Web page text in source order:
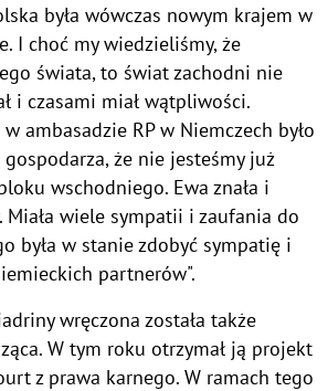
a
n
była wówczas nowym krajem w
I choć my wiedzieliśmy, że
świata, to świat zachodni nie
i czasami miał wątpliwości.
ambasadzie RP w Niemczech było
że nie jesteśmy już
wschodniego. Ewa znała i
Miała wiele sympatii i zaufania do
była w stanie zdobyć sympatię i
partnerów".
wręczona została także
W tym roku otrzymał ją projekt
z prawa karnego. W ramach tego